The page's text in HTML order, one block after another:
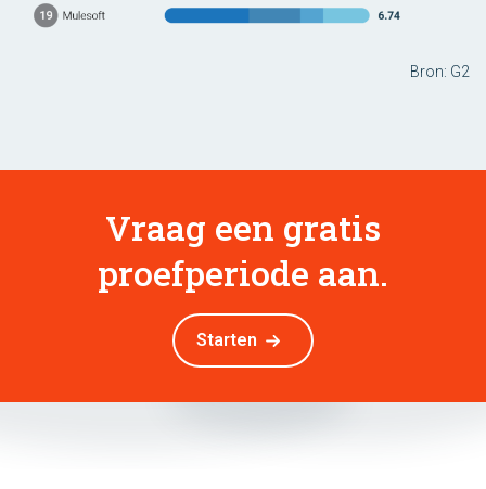
Bron: G2
Vraag een gratis
proefperiode aan.
Starten